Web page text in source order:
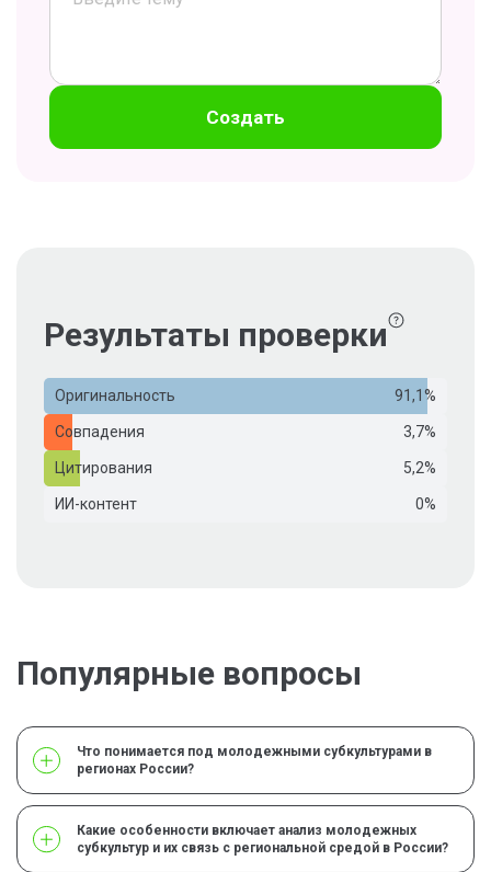
Создать
Результаты проверки
Оригинальность 91,1%
Совпадения 3,7%
Цитирования 5,2%
ИИ-контент 0%
Популярные вопросы
Что понимается под молодежными субкультурами в
регионах России?
Какие особенности включает анализ молодежных
субкультур и их связь с региональной средой в России?